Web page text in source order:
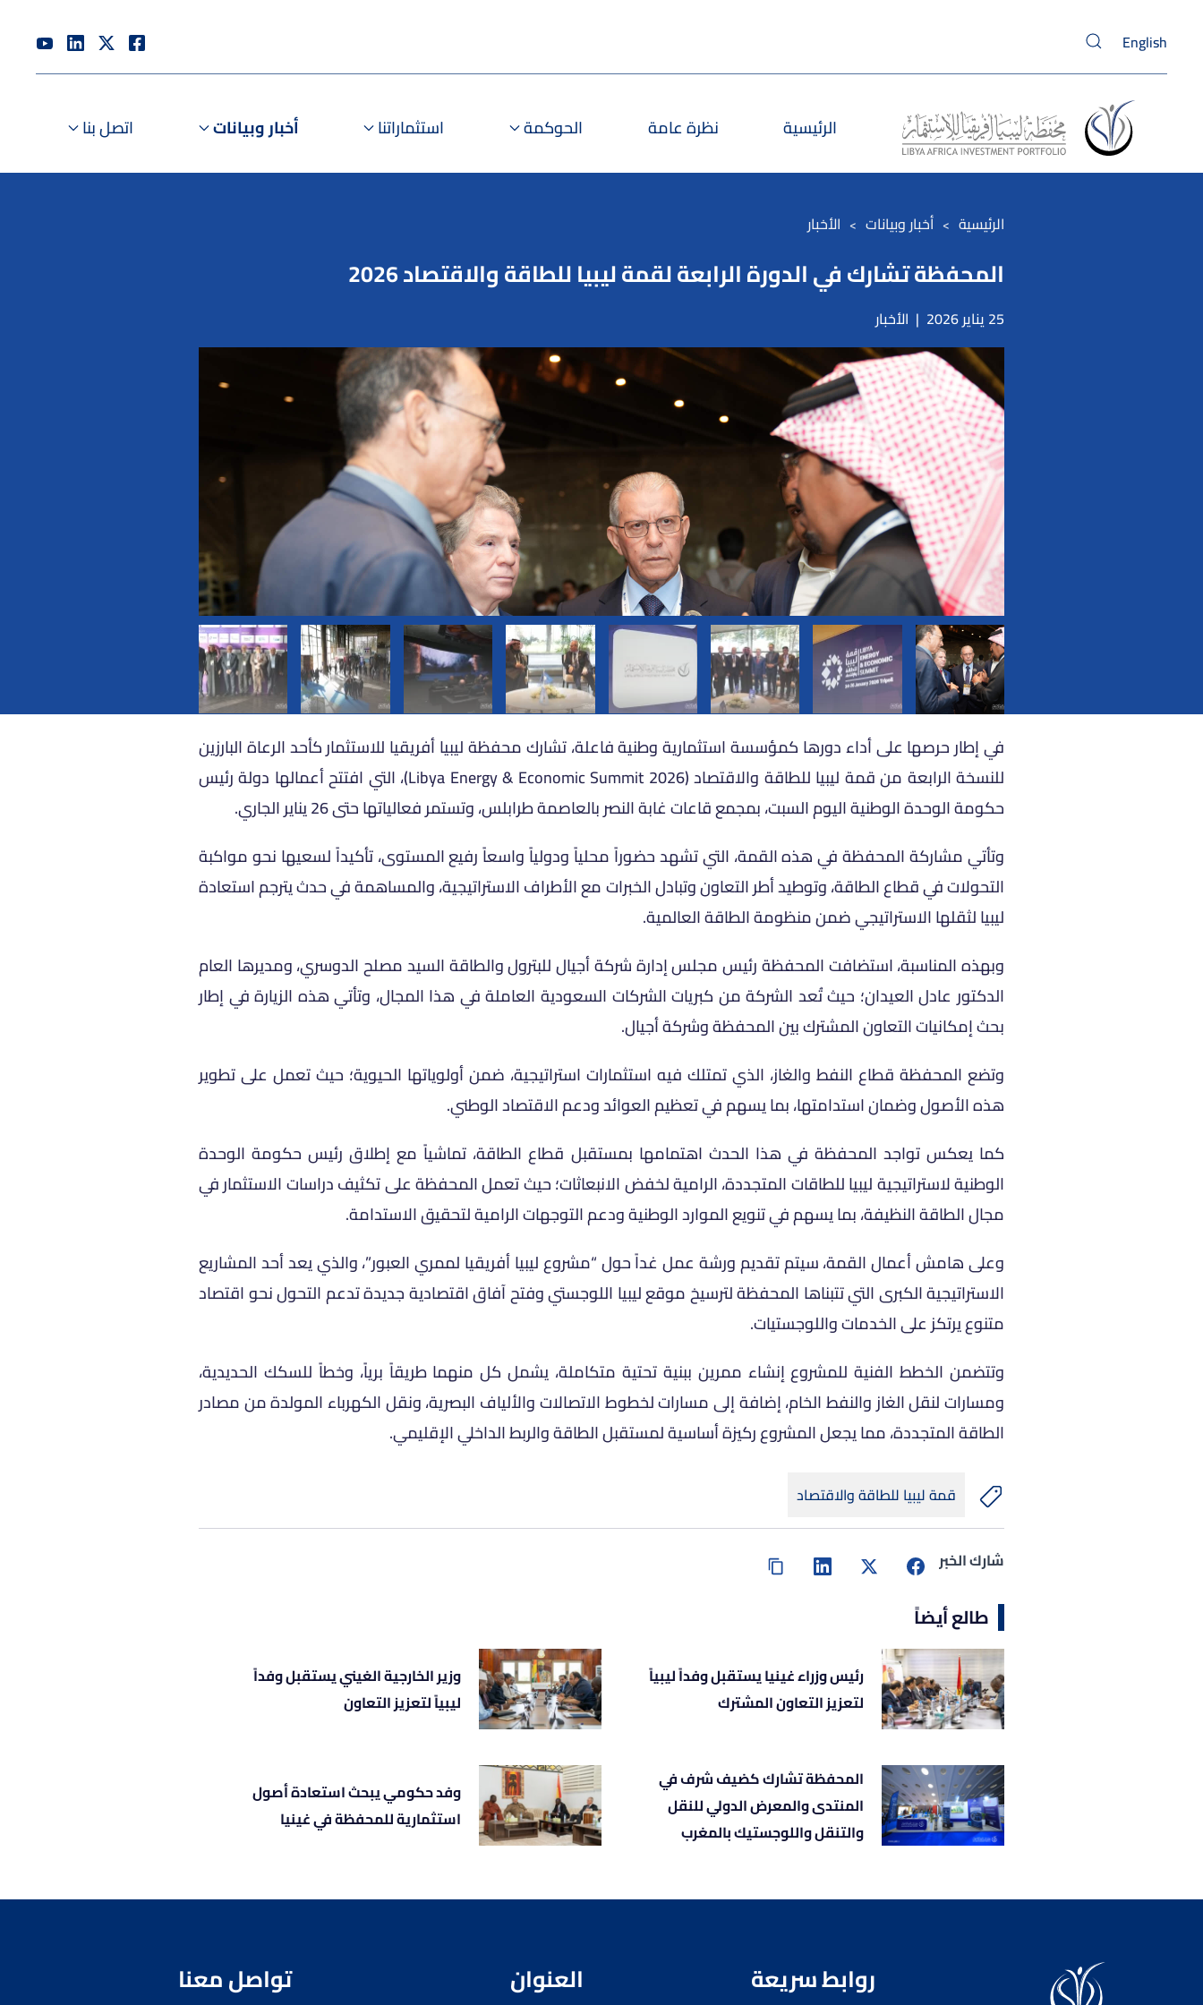
Skip to main content
English
الرئيسية نظرة عامة الحوكمة استثماراتنا أخبار وبيانات اتصل بنا
الرئيسية أخبار وبيانات الأخبار
المحفظة تشارك في الدورة الرابعة لقمة ليبيا للطاقة والاقتصاد 2026
25 يناير 2026 | الأخبار
في إطار حرصها على أداء دورها كمؤسسة استثمارية وطنية فاعلة، تشارك محفظة ليبيا أفريقيا للاستثمار كأحد الرعاة البارزين
للنسخة الرابعة من قمة ليبيا للطاقة والاقتصاد (Libya Energy & Economic Summit 2026)، التي افتتح أعمالها دولة رئيس
حكومة الوحدة الوطنية اليوم السبت، بمجمع قاعات غابة النصر بالعاصمة طرابلس، وتستمر فعالياتها حتى 26 يناير الجاري.
وتأتي مشاركة المحفظة في هذه القمة، التي تشهد حضوراً محلياً ودولياً واسعاً رفيع المستوى، تأكيداً لسعيها نحو مواكبة
التحولات في قطاع الطاقة، وتوطيد أطر التعاون وتبادل الخبرات مع الأطراف الاستراتيجية، والمساهمة في حدث يترجم استعادة
ليبيا لثقلها الاستراتيجي ضمن منظومة الطاقة العالمية.
وبهذه المناسبة، استضافت المحفظة رئيس مجلس إدارة شركة أجيال للبترول والطاقة السيد مصلح الدوسري، ومديرها العام
الدكتور عادل العيدان؛ حيث تُعد الشركة من كبريات الشركات السعودية العاملة في هذا المجال، وتأتي هذه الزيارة في إطار
بحث إمكانيات التعاون المشترك بين المحفظة وشركة أجيال.
وتضع المحفظة قطاع النفط والغاز، الذي تمتلك فيه استثمارات استراتيجية، ضمن أولوياتها الحيوية؛ حيث تعمل على تطوير
هذه الأصول وضمان استدامتها، بما يسهم في تعظيم العوائد ودعم الاقتصاد الوطني.
كما يعكس تواجد المحفظة في هذا الحدث اهتمامها بمستقبل قطاع الطاقة، تماشياً مع إطلاق رئيس حكومة الوحدة
الوطنية لاستراتيجية ليبيا للطاقات المتجددة، الرامية لخفض الانبعاثات؛ حيث تعمل المحفظة على تكثيف دراسات الاستثمار في
مجال الطاقة النظيفة، بما يسهم في تنويع الموارد الوطنية ودعم التوجهات الرامية لتحقيق الاستدامة.
وعلى هامش أعمال القمة، سيتم تقديم ورشة عمل غداً حول “مشروع ليبيا أفريقيا لممري العبور”، والذي يعد أحد المشاريع
الاستراتيجية الكبرى التي تتبناها المحفظة لترسيخ موقع ليبيا اللوجستي وفتح آفاق اقتصادية جديدة تدعم التحول نحو اقتصاد
متنوع يرتكز على الخدمات واللوجستيات.
وتتضمن الخطط الفنية للمشروع إنشاء ممرين ببنية تحتية متكاملة، يشمل كل منهما طريقاً برياً، وخطاً للسكك الحديدية،
ومسارات لنقل الغاز والنفط الخام، إضافة إلى مسارات لخطوط الاتصالات والألياف البصرية، ونقل الكهرباء المولدة من مصادر
الطاقة المتجددة، مما يجعل المشروع ركيزة أساسية لمستقبل الطاقة والربط الداخلي الإقليمي.
قمة ليبيا للطاقة والاقتصاد
شارك الخبر
طالع أيضاً
رئيس وزراء غينيا يستقبل وفداً ليبياً
لتعزيز التعاون المشترك
وزير الخارجية الغيني يستقبل وفداً
ليبياً لتعزيز التعاون
المحفظة تشارك كضيف شرف في
المنتدى والمعرض الدولي للنقل
والتنقل واللوجستيك بالمغرب
وفد حكومي يبحث استعادة أصول
استثمارية للمحفظة في غينيا
روابط سريعة العنوان تواصل معنا